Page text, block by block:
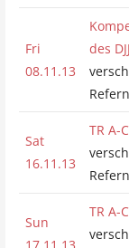
Fri
08.11.13
des
Sat
16.11.13
TR A-
Sun
TR A-